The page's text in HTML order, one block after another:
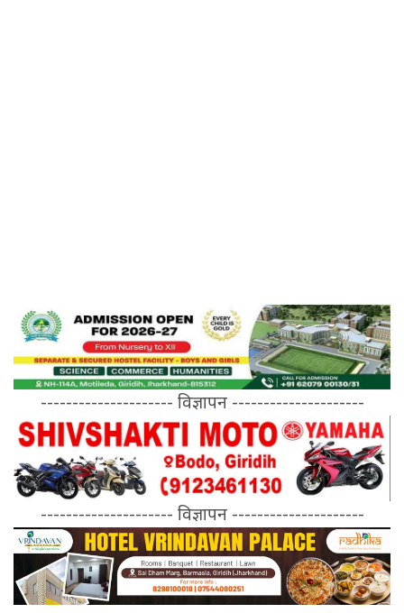
--------------------- विज्ञापन ---------------------
--------------------- विज्ञापन ---------------------